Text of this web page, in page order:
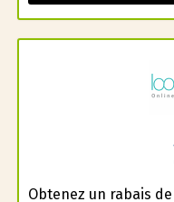
Obtenez un rabais